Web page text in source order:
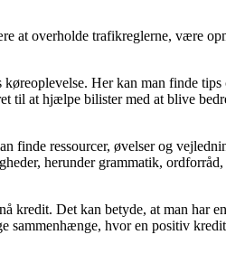
at overholde trafikreglerne, være
Her kan man finde
at hjælpe bilister med at blive
ressourcer, øvelser og
herunder grammatik,
kredit. Det kan betyde, at man har
sammenhænge, hvor en positiv